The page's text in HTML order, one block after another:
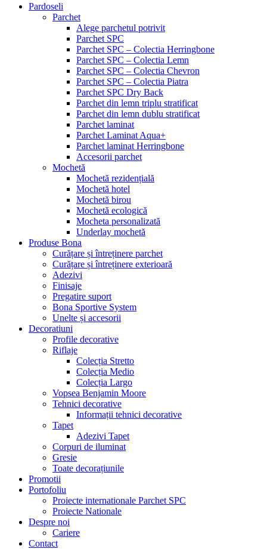
Pardoseli
Parchet
Alege parchetul potrivit
Parchet SPC
Parchet SPC – Colectia Herringbone
Parchet SPC – Colectia Lemn
Parchet SPC – Colectia Chevron
Parchet SPC – Colectia Piatra
Parchet SPC Dry Back
Parchet din lemn triplu stratificat
Parchet din lemn dublu stratificat
Parchet laminat
Parchet Laminat Aqua+
Parchet laminat Herringbone
Accesorii parchet
Mochetă
Mochetă rezidențială
Mochetă hotel
Mochetă birou
Mochetă ecologică
Mocheta personalizată
Underlay mochetă
Produse Bona
Curățare și întreținere parchet
Curățare și întreținere exterioară
Adezivi
Finisaje
Pregatire suport
Bona Sportive System
Unelte și accesorii
Decoratiuni
Profile decorative
Riflaje
Colecția Stretto
Colecția Medio
Colecția Largo
Vopsea Benjamin Moore
Tehnici decorative
Informații tehnici decorative
Tapet
Adezivi Tapet
Corpuri de iluminat
Gresie
Toate decorațiunile
Promotii
Portofoliu
Proiecte internationale Parchet SPC
Proiecte Nationale
Despre noi
Cariere
Contact